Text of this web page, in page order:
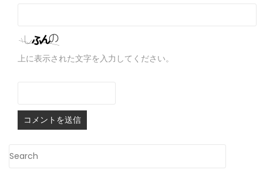
上に表示された文字を入力してください。